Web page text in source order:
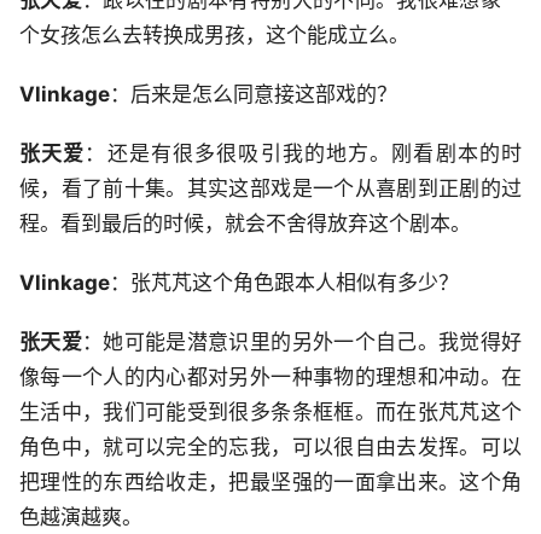
个女孩怎么去转换成男孩，这个能成立么。
Vlinkage：后来是怎么同意接这部戏的？
张天爱 ：还是有很多很吸引我的地方。刚看剧本的时
候，看了前十集。其实这部戏是一个从喜剧到正剧的过
程。看到最后的时候，就会不舍得放弃这个剧本。
Vlinkage：张芃芃这个角色跟本人相似有多少？
张天爱：她可能是潜意识里的另外一个自己。我觉得好
像每一个人的内心都对另外一种事物的理想和冲动。在
生活中，我们可能受到很多条条框框。而在张芃芃这个
角色中，就可以完全的忘我，可以很自由去发挥。可以
把理性的东西给收走，把最坚强的一面拿出来。这个角
色越演越爽。